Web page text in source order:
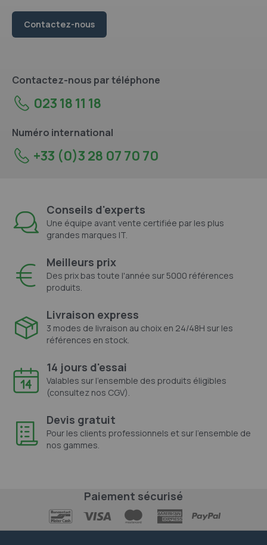
Contactez-nous
Contactez-nous par téléphone
023 18 11 18
Numéro international
+33 (0)3 28 07 70 70
Conseils d'experts
Une équipe avant vente certifiée par les plus
grandes marques IT.
Meilleurs prix
Des prix bas toute l'année sur 5000 références
produits.
Livraison express
3 modes de livraison au choix en 24/48H sur les
références en stock.
14 jours d'essai
Valables sur l'ensemble des produits éligibles
(consultez nos CGV).
Devis gratuit
Pour les clients professionnels et sur l'ensemble de
nos gammes.
Paiement sécurisé